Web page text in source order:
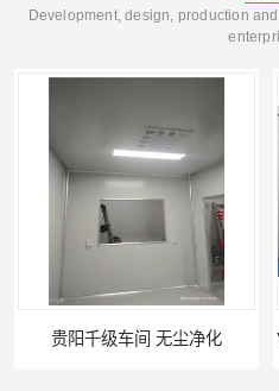
Development, design, production